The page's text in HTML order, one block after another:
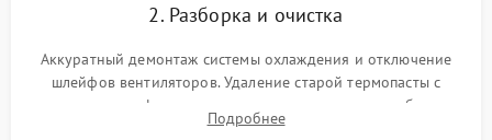
2. Разборка и очистка
Аккуратный демонтаж системы охлаждения и отключение
шлейфов вентиляторов. Удаление старой термопасты с
кристалла графического чипа и термопрокладок с банок
памяти и зоны VRM. Очистка платы от пыли и окислов.
Подробнее